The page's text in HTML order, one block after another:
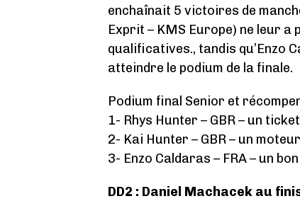
enchaînait 5 victoires de
Exprit – KMS Europe) ne leur
qualificatives., tandis qu’Enzo
atteindre le podium de la finale.
Podium final Senior et
1- Rhys Hunter – GBR – un
2- Kai Hunter – GBR – un
3- Enzo Caldaras – FRA – un
DD2 : Daniel Machacek au